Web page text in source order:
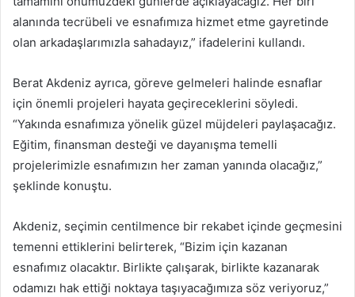
alanında tecrübeli ve esnafımıza hizmet etme gayretinde
olan arkadaşlarımızla sahadayız,” ifadelerini kullandı.
Berat Akdeniz ayrıca, göreve gelmeleri halinde esnaflar
için önemli projeleri hayata geçireceklerini söyledi.
“Yakında esnafımıza yönelik güzel müjdeleri paylaşacağız.
Eğitim, finansman desteği ve dayanışma temelli
projelerimizle esnafımızın her zaman yanında olacağız,”
şeklinde konuştu.
Akdeniz, seçimin centilmence bir rekabet içinde geçmesini
temenni ettiklerini belirterek, “Bizim için kazanan
esnafımız olacaktır. Birlikte çalışarak, birlikte kazanarak
odamızı hak ettiği noktaya taşıyacağımıza söz veriyoruz,”